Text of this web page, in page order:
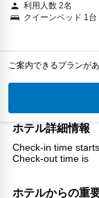
利用人数 2名
クイーンベッド 1台
ご案内できるプランが
ホテル詳細情報
Check-in time
Check-out time is
ホテルからの重